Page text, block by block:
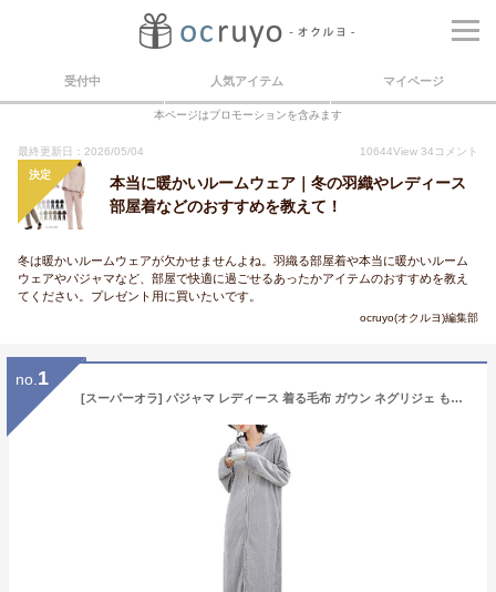
受付中 人気アイテム マイページ
本ページはプロモーションを含みます
最終更新日：2026/05/04 10644View 34 コメント
決定
本当に暖かいルームウェア｜冬の羽織やレディース
部屋着などのおすすめを教えて！
冬は暖かいルームウェアが欠かせませんよね。羽織る部屋着や本当に暖かいルーム
ウェアやパジャマなど、部屋で快適に過ごせるあったかアイテムのおすすめを教え
てください。プレゼント用に買いたいです。
ocruyo(オクルヨ)編集部
no. 1
[スーパーオラ] パジャマ レディース 着る毛布 ガウン ネグリジェ もこもこ ルームウエア フード付き 長袖 ロング 部屋着 前開き 暖かい 冷え対策 防寒 保温 大きいサイズ 春秋冬